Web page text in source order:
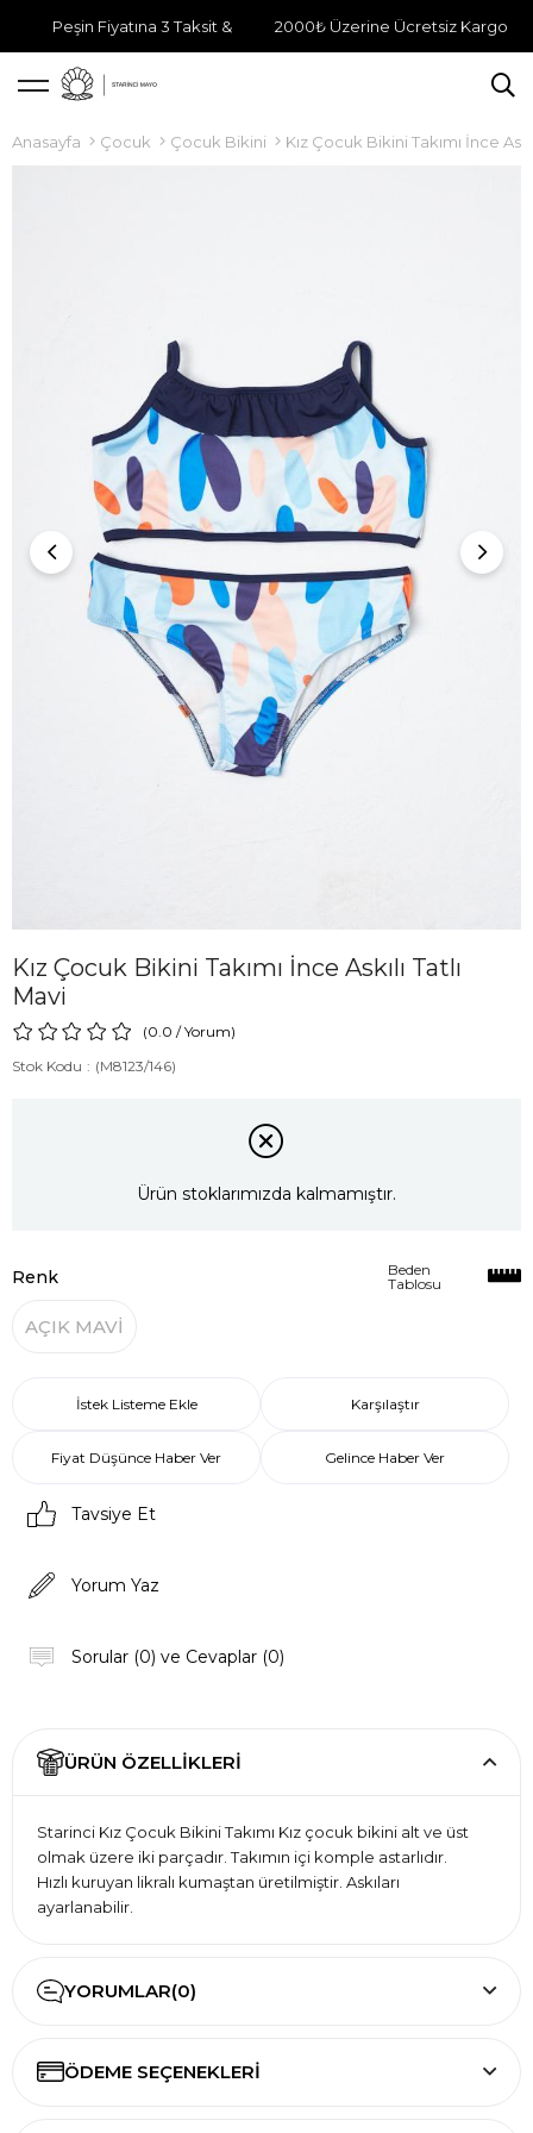
Peşin Fiyatına 3 Taksit & 2000₺ Üzerine Ücretsiz Kargo
Anasayfa Çocuk Çocuk Bikini Kız Çocuk Bikini Takımı İnce
Kız Çocuk Bikini Takımı İnce Askılı Tatlı
Mavi
0.0 /Yorum)
Stok Kodu
(M8123/146)
Ürün stoklarımızda kalmamıştır.
Renk
AÇIK MAVİ
Beden
Tablosu
İstek Listeme Ekle Karşılaştır
Fiyat Düşünce Haber Ver Gelince Haber Ver
Tavsiye Et
Yorum Yaz
Sorular (0) ve Cevaplar (0)
ÜRÜN ÖZELLIKLERI
Starinci Kız Çocuk Bikini Takımı Kız çocuk bikini alt ve üst
olmak üzere iki parçadır. Takımın içi komple astarlıdır.
Hızlı kuruyan likralı kumaştan üretilmiştir. Askıları
ayarlanabilir.
YORUMLAR(0)
ÖDEME SEÇENEKLERI